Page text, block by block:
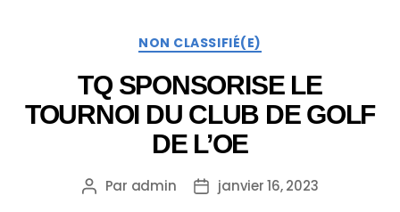
NON CLASSIFIÉ(E)
TQ SPONSORISE LE
TOURNOI DU CLUB DE GOLF
DE L’OE
Par admin janvier 16, 2023